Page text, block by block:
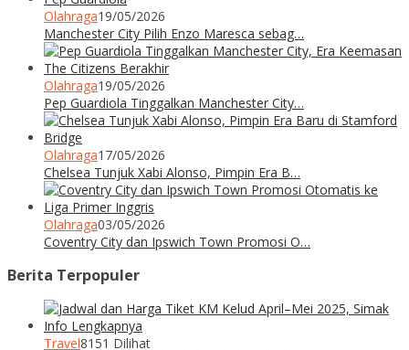
Olahraga19/05/2026
Manchester City Pilih Enzo Maresca sebag…
Olahraga19/05/2026
Pep Guardiola Tinggalkan Manchester City…
Olahraga17/05/2026
Chelsea Tunjuk Xabi Alonso, Pimpin Era B…
Olahraga03/05/2026
Coventry City dan Ipswich Town Promosi O…
Berita Terpopuler
Travel8151 Dilihat